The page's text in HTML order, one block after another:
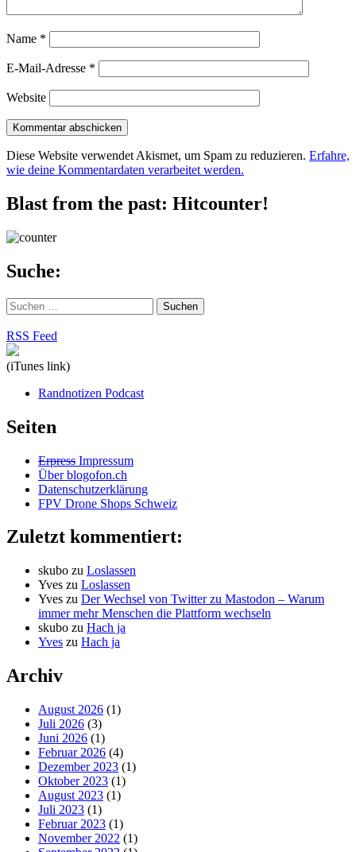
Name *
E-Mail-Adresse *
Website
Diese Website verwendet Akismet, um Spam zu reduzieren. Erfahre,
wie deine Kommentardaten verarbeitet werden.
Blast from the past: Hitcounter!
Suche:
Suchen
nach:
RSS Feed
(iTunes link)
Randnotizen Podcast
Seiten
Erpress Impressum
Über blogofon.ch
Datenschutzerklärung
FPV Drone Shops Schweiz
Zuletzt kommentiert:
skubo zu Loslassen
Yves zu Loslassen
Yves zu Der Wechsel von Twitter zu Mastodon – Warum
immer mehr Menschen die Plattform wechseln
skubo zu Hach ja
Yves zu Hach ja
Archiv
August 2026 (1)
Juli 2026 (3)
Juni 2026 (1)
Februar 2026 (4)
Dezember 2023 (1)
Oktober 2023 (1)
August 2023 (1)
Juli 2023 (1)
Februar 2023 (1)
November 2022 (1)